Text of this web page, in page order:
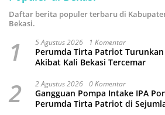
Daftar berita populer terbaru di
Bekasi.
1 5 Agustus 2026 1 Komentar
Perumda Tirta Patriot
Akibat Kali Bekasi Tercemar
2 2 Agustus 2026 0 Komentar
Gangguan Pompa Intake IPA
Perumda Tirta Patriot di